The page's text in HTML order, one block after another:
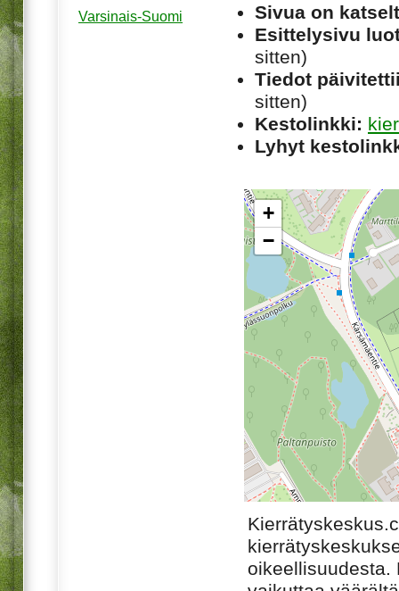
Sivua on
Esittelysivu
sitten)
Tiedot
sitten)
Kestolinkki:
Lyhyt
+
−
oikeellisuudesta.
Varsinais-Suomi